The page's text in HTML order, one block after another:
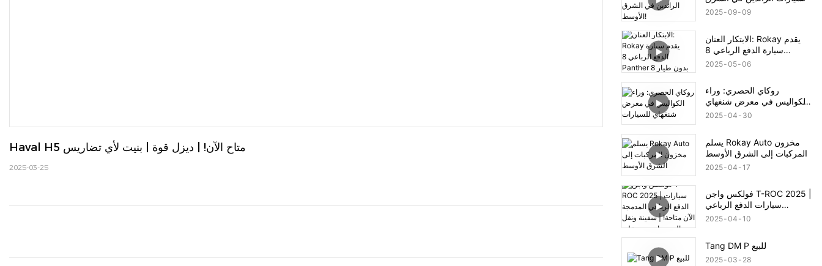
Haval H5 متاح الآن! | ديزل قوة | بنيت لأي تضاريس
2025-03-25
الأوسط!
2025 09 09
الابتكار العنان: Rokay يقدم
سيارة الدفع الرباعي 8
Panther 8 بدون طيار
2025 05 06
روكاي الحصري: وراء
الكواليس في معرض شنغهاي
للسيارات
2025 04 30
يسلم Rokay Auto مخزون
المركبات إلى الشرق الأوسط
2025 04 17
فولكس واجن T-ROC 2025 |
سيارات الدفع الرباعي
المدمجة الآن متاحة! | سفينة
2025 04 10
Tang DM P للبيع
2025 03 28